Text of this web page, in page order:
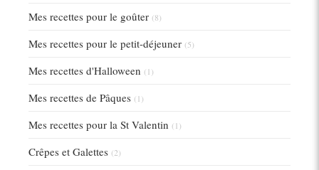
Mes recettes pour le goûter (8)
Mes recettes pour le petit-déjeuner (5)
Mes recettes d'Halloween (1)
Mes recettes de Pâques (1)
Mes recettes pour la St Valentin (1)
Crêpes et Galettes (2)